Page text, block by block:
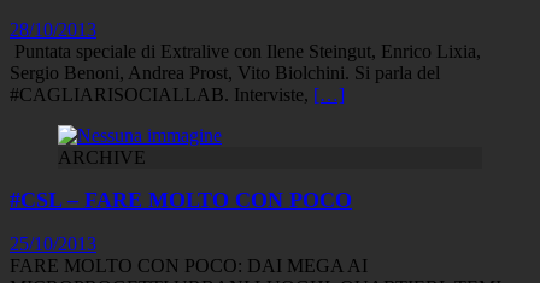
28/10/2013
Puntata speciale di Extralive con Ilene Steingut, Enrico Lixia,
Sergio Benoni, Andrea Prost, Vito Biolchini. Si parla del
#CAGLIARISOCIALLAB. Interviste, […]
ARCHIVE
#CSL – FARE MOLTO CON POCO
25/10/2013
FARE MOLTO CON POCO: DAI MEGA AI